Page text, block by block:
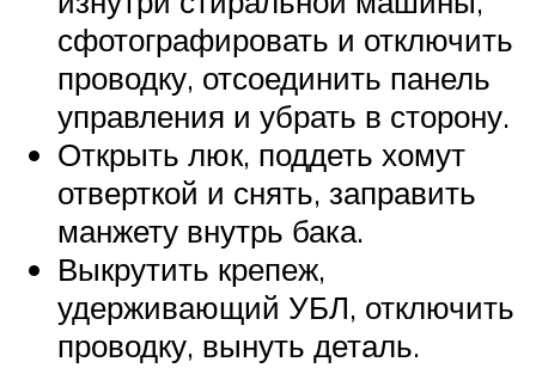
сфотографировать и отключить
проводку, отсоединить панель
управления и убрать в сторону.
Открыть люк, поддеть хомут
отверткой и снять, заправить
манжету внутрь бака.
Выкрутить крепеж,
удерживающий УБЛ, отключить
проводку, вынуть деталь.